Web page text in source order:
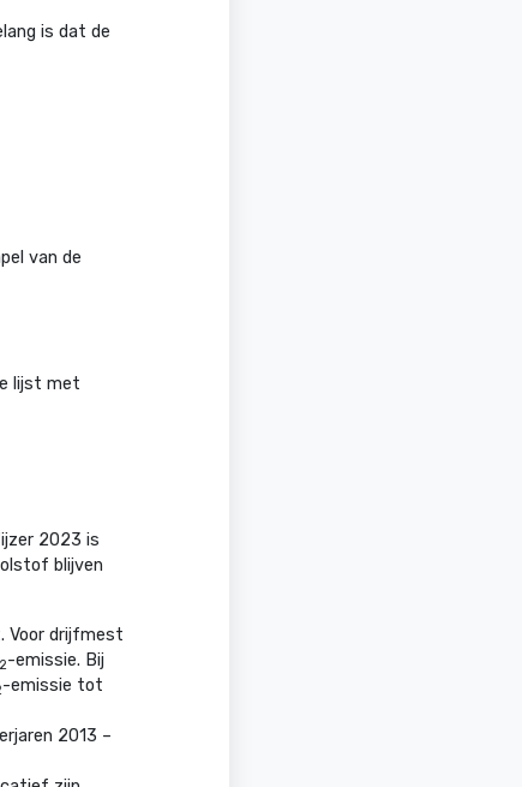
is dat de
van de
lijst met
2023 is
blijven
Voor drijfmest
2-emissie. Bij
-emissie tot
2013 –